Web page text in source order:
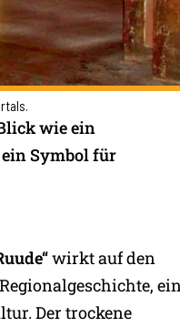
wie ein
Symbol für
wirkt auf den
ein
Der trockene